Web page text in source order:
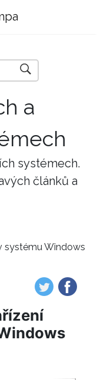
a
systémech.
článků a
systému Windows